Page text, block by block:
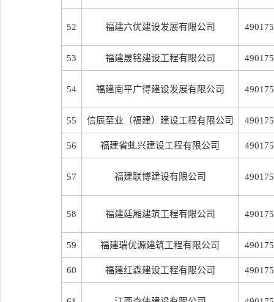
52 福建六优建设发展有限公司
53 福建晟铭建设工程有限公司
54 福建南平广得建设发展有限公司
55 信辰至业（福建）建设工程有限公司
56 福建省虬兴建设工程有限公司
57 福建联博建设有限公司
58 福建廷厢建筑工程有限公司
59 福建瑞优源建筑工程有限公司
60 福建红森建设工程有限公司